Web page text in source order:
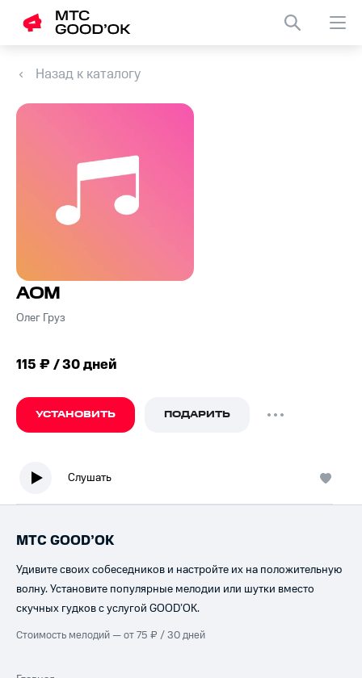
Назад к каталогу
АОМ
Олег Груз
115 ₽ / 30 дней
УСТАНОВИТЬ ПОДАРИТЬ
Слушать
МТС GOOD’OK
Удивите своих собеседников и настройте их на положительную
волну. Установите популярные мелодии или шутки вместо
скучных гудков с услугой GOOD’OK.
Стоимость мелодий — от 75 ₽ / 30 дней